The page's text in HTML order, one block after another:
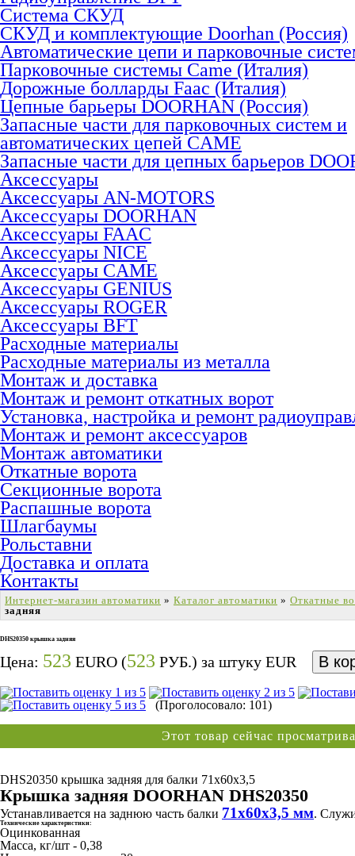
Система СКУД
СКУД и комплектующие Doorhan (Россия)
Автоматические цепи и парковочные
Парковочные системы Came (Италия)
Дорожные болларды Faac (Италия)
Цепные барьеры DOORHAN (Россия)
Запасные части для парковочных систем и
автоматических цепей CAME
Запасные части для цепных барьеров
Аксессуары
Аксессуары AN-MOTORS
Аксесcуары DOORHAN
Аксесcуары FAAC
Аксесcуары NICE
Аксессуары CAME
Аксессуары GENIUS
Аксессуары ROGER
Аксесcуары BFT
Расходные материалы
Расходные материалы из металла
Монтаж и доставка
Монтаж и ремонт откатных ворот
Установка, настройка и ремонт
Монтаж и ремонт аксессуаров
Монтаж автоматики
Откатные ворота
Секционные ворота
Распашные ворота
Шлагбаумы
Рольставни
Доставка и оплата
Контакты
Интернет-магазин автоматики » Каталог автоматики » Откатные
задняя
DHS20350 крышка задняя
Цена: 523 EURO (523 РУБ.) за штуку EUR
(Проголосовало: 101)
Этот товар сейчас
DHS20350 крышка задняя для балки 71х60х3,5
Крышка задняя DOORHAN DHS20350
Устанавливается на заднюю часть балки 71х60х3,5 мм.
Технические характеристики:
Оцинкованная
Масса, кг/шт - 0,38